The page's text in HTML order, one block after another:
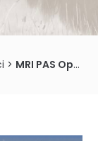
> MRI PAS Open Seminar #56 – 06.09.2024